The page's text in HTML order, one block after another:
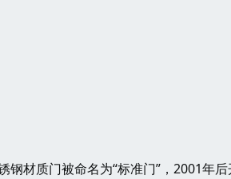
材质门被命名为“标准门”，2001年